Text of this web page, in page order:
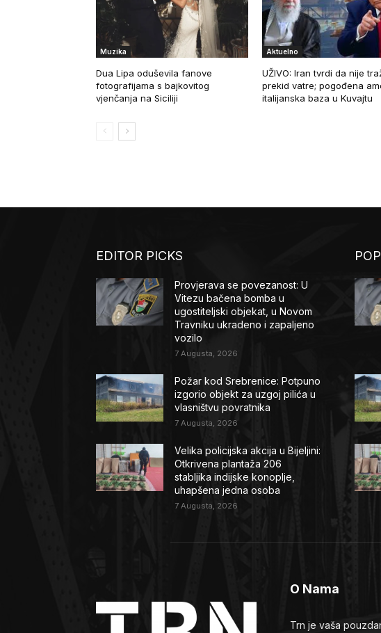
Muzika
Dua Lipa oduševila fanove
fotografijama s bajkovitog
vjenčanja na Siciliji
Aktuelno
UŽIVO: Iran tvrdi da nije
prekid vatre; pogođena
italijanska baza u Kuvajtu
EDITOR PICKS
Provjerava se povezanost: U
Vitezu bačena bomba u
ugostiteljski objekat, u Novom
Travniku ukradeno i zapaljeno
vozilo
7 Augusta, 2026
Požar kod Srebrenice: Potpuno
izgorio objekt za uzgoj pilića u
vlasništvu povratnika
7 Augusta, 2026
Velika policijska akcija u Bijeljini:
Otkrivena plantaža 206
stabljika indijske konoplje,
uhapšena jedna osoba
7 Augusta, 2026
O Nama
Trn je vaša